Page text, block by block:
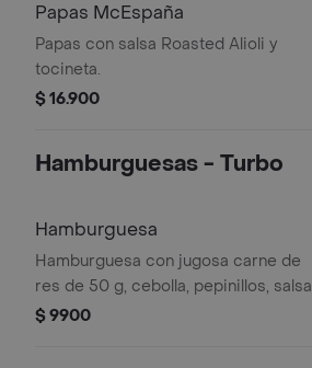
Papas McEspaña
Papas con salsa Roasted Alioli y
tocineta.
$ 16.900
Hamburguesas - Turbo
Hamburguesa
Hamburguesa con jugosa carne de
res de 50 g, cebolla, pepinillos, salsa
de tomate y mostaza, en pan suave
$ 9900